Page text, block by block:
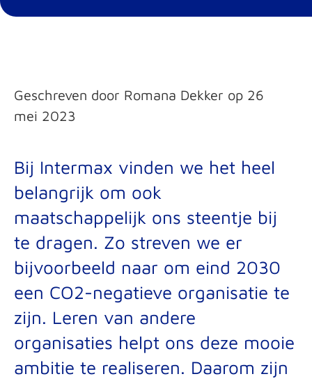
Geschreven door Romana Dekker op 26
mei 2023
Bij Intermax vinden we het heel
belangrijk om ook
maatschappelijk ons steentje bij
te dragen. Zo streven we er
bijvoorbeeld naar om eind 2030
een CO2-negatieve organisatie te
zijn. Leren van andere
organisaties helpt ons deze mooie
ambitie te realiseren. Daarom zijn